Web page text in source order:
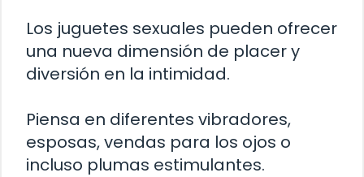
Los juguetes sexuales pueden ofrecer
una nueva dimensión de placer y
diversión en la intimidad.
Piensa en diferentes vibradores,
esposas, vendas para los ojos o
incluso plumas estimulantes.